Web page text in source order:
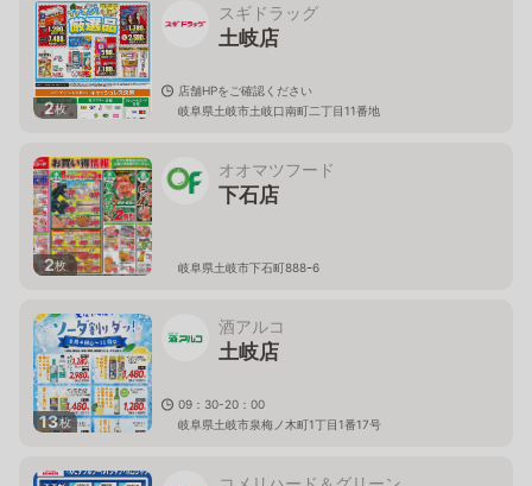
2枚
スギドラッグ
土岐店
店舗HPをご確認ください
岐阜県土岐市土岐口南町二丁目11番地
2枚
オオマツフード
下石店
岐阜県土岐市下石町888ｰ6
13枚
酒アルコ
土岐店
09：30-20：00
岐阜県土岐市泉梅ノ木町1丁目1番17号